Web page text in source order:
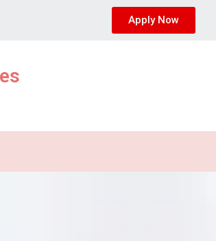
Apply Now